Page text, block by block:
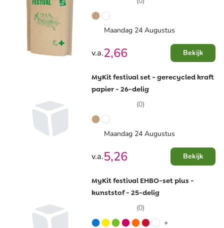
Maandag 24 Augustus
v.a.2,66 Bekijk
MyKit festival set - gerecycled kraft
papier - 26-delig
(0)
Maandag 24 Augustus
v.a.5,26 Bekijk
MyKit festival EHBO-set plus -
kunststof - 25-delig
(0)
+